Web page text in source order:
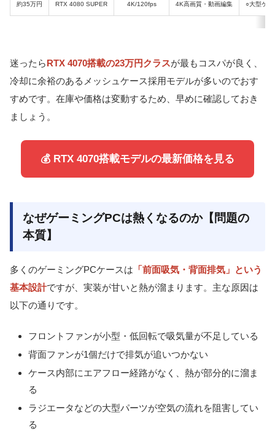
約35万円 RTX 4080 SUPER 4K/120fps 4K高画質・動画編集 ○大型ケー
迷ったらRTX 4070搭載の23万円クラスが最もコスパが良く、
冷却に余裕のあるメッシュケース採用モデルが多いのでおす
すめです。在庫や価格は変動するため、早めに確認しておき
ましょう。
💰 RTX 4070搭載モデルの最新価格を見る
なぜゲーミングPCは熱くなるのか【問題の
本質】
多くのゲーミングPCケースは 「前面吸気・背面排気」という
基本設計ですが、実装が甘いと熱が溜まります。主な原因は
以下の通りです。
フロントファンが小型・低回転で吸気量が不足している
背面ファンが1個だけで排気が追いつかない
ケース内部にエアフロー経路がなく、熱が部分的に溜ま
る
ラジエータなどの大型パーツが空気の流れを阻害してい
る